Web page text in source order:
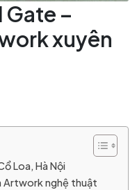
–
xuyên
Loa, Hà Nội
Artwork nghệ thuật